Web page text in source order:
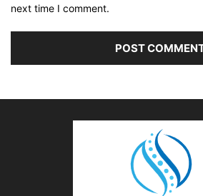
next time I comment.